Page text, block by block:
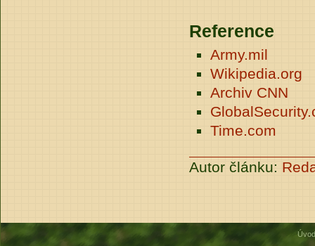
Reference
Army.mil
Wikipedia.org
Archiv CNN
Time.com
Autor článku: